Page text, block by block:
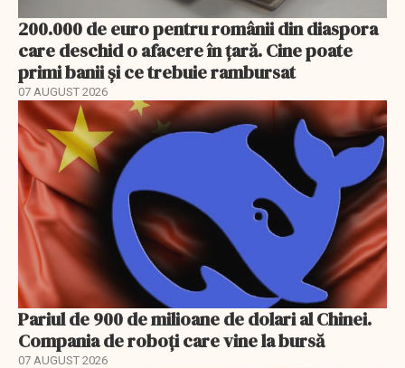
200.000 de euro pentru românii din diaspora
care deschid o afacere în țară. Cine poate
primi banii și ce trebuie rambursat
07 AUGUST 2026
Pariul de 900 de milioane de dolari al Chinei.
Compania de roboți care vine la bursă
07 AUGUST 2026